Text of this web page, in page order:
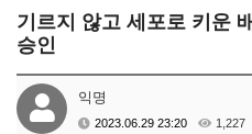
기르지 않고 세포로 키운
승인
익명
2023.06.29 23:20 1,227